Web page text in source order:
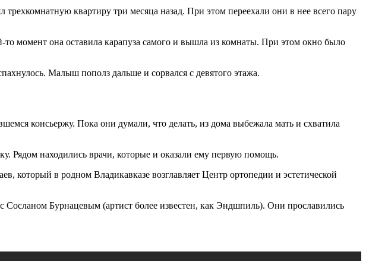
квартиру три месяца назад. При этом переехали они в нее всего пару
то момент она оставила карапуза самого и вышла из комнаты. При этом окно было
Малыш пополз дальше и сорвался с девятого этажа.
консьержу. Пока они думали, что делать, из дома выбежала мать и схватила
Рядом находились врачи, которые и оказали ему первую помощь.
который в родном Владикавказе возглавляет Центр ортопедии и эстетической
Сосланом Бурнацевым (артист более известен, как Эндшпиль). Они прославились